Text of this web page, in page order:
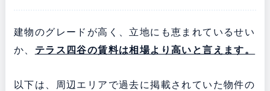
建物のグレードが高く、立地にも恵まれているせい
か、 テラス四谷の賃料は相場より高いと言えます。
以下は、周辺エリアで過去に掲載されていた物件の